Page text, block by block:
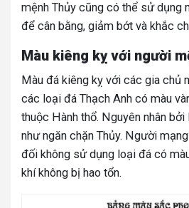
mệnh Thủy cũng có thể sử dụng
để cân bằng, giảm bớt và khắc
Màu kiêng kỵ với người
Màu đá kiêng kỵ với các gia chủ
các loại đá Thạch Anh có màu
thuộc Hành thổ. Nguyên nhân
như ngăn chặn Thủy. Người
đối không sử dụng loại đá có
khí không bị hao tổn.